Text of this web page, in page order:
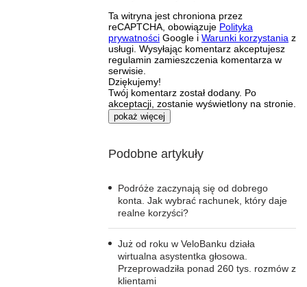
Ta witryna jest chroniona przez
reCAPTCHA, obowiązuje Polityka
prywatności Google i Warunki korzystania z
usługi. Wysyłając komentarz akceptujesz
regulamin zamieszczenia komentarza w
serwisie.
Dziękujemy!
Twój komentarz został dodany. Po
akceptacji, zostanie wyświetlony na stronie.
pokaż więcej
Podobne artykuły
Podróże zaczynają się od dobrego
konta. Jak wybrać rachunek, który daje
realne korzyści?
Już od roku w VeloBanku działa
wirtualna asystentka głosowa.
Przeprowadziła ponad 260 tys. rozmów z
klientami